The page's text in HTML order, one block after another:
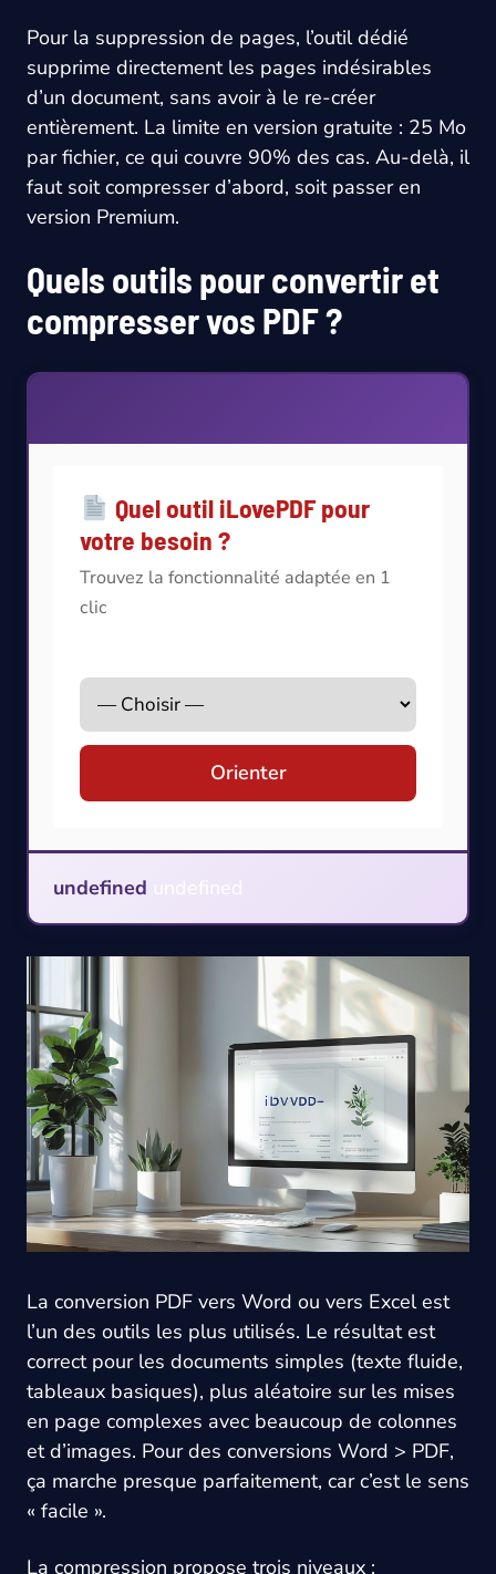
Pour la suppression de pages, l’outil dédié
supprime directement les pages indésirables
d’un document, sans avoir à le re-créer
entièrement. La limite en version gratuite : 25 Mo
par fichier, ce qui couvre 90% des cas. Au-delà, il
faut soit compresser d’abord, soit passer en
version Premium.
Quels outils pour convertir et
compresser vos PDF ?
Quel outil iLovePDF pour
votre besoin ?
Trouvez la fonctionnalité adaptée en 1
clic
Orienter
undefined undefined
La conversion PDF vers Word ou vers Excel est
l’un des outils les plus utilisés. Le résultat est
correct pour les documents simples (texte fluide,
tableaux basiques), plus aléatoire sur les mises
en page complexes avec beaucoup de colonnes
et d’images. Pour des conversions Word > PDF,
ça marche presque parfaitement, car c’est le sens
« facile ».
La compression propose trois niveaux :